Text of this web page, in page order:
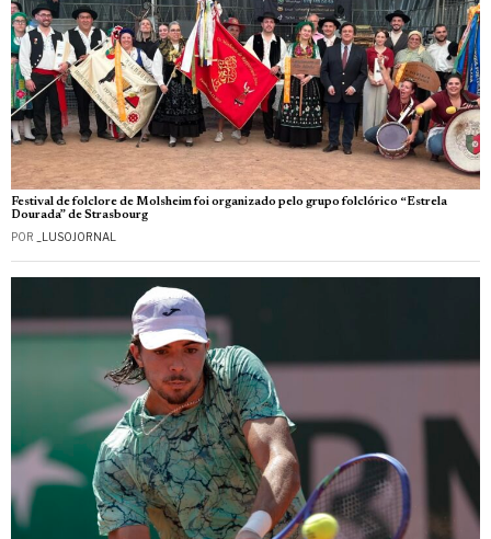
Festival de folclore de Molsheim foi organizado pelo grupo folclórico “Estrela
Dourada” de Strasbourg
POR _LUSOJORNAL